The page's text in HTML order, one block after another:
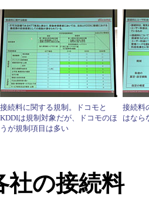
接続料に関する規制。ドコモと
KDDIは規制対象だが、ドコモのほ
うが規制項目は多い
接続料
はなら
社の接続料